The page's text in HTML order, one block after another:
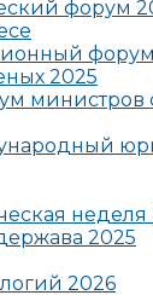
форум
2025
министров
неделя
2025
2026